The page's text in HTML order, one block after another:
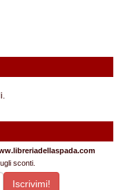
sconti.